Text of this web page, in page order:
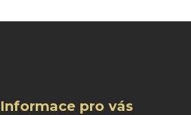
Informace pro vás